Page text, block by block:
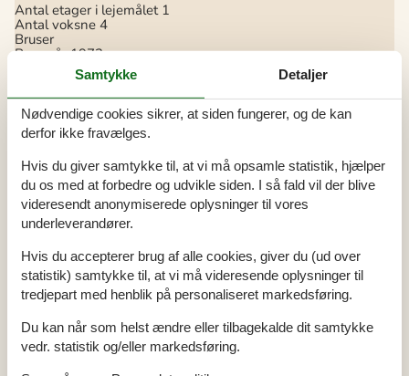
Antal etager i lejemålet 1
Antal voksne 4
Bruser
Byggeår 1972
Grundareal / Have 825 m²
Havudsigt
Husareal 70 m²
Renoveringsår 1990
WC
Afstande
Afstand bus 500 m
Afstand golfbane 13 km
Afstand hav 350 m
Afstand indkøb / Sommerbutik
Afstand lufthavn 90 km
Afstand restaurant 1 km
Afstand strand / Sandstrand 350 m
Afstand svømmehal 6,5 km
Energi / Opvarmning
4 x Elvarme
Samtykke Detaljer
Nødvendige cookies sikrer, at siden fungerer, og de kan
derfor ikke fravælges.
Hvis du giver samtykke til, at vi må opsamle statistik, hjælper
du os med at forbedre og udvikle siden. I så fald vil der blive
videresendt anonymiserede oplysninger til vores
underleverandører.
Hvis du accepterer brug af alle cookies, giver du (ud over
statistik) samtykke til, at vi må videresende oplysninger til
tredjepart med henblik på personaliseret markedsføring.
Du kan når som helst ændre eller tilbagekalde dit samtykke
vedr. statistik og/eller markedsføring.